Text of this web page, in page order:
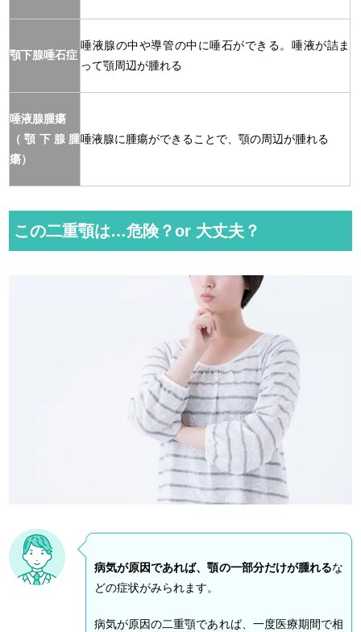
顎下腺唾石症
唾液腺の中や導管の中に唾石ができる。唾液が詰ま
って顎周辺が腫れる
唾液腺腫瘍
（顎下腺腫
瘍）
唾液腺に腫瘍ができることで、顎の周辺が腫れる
この二重顎は…危険？or 大丈夫？
病気が原因であれば、顎の一部分だけが腫れるな
どの症状がみられます。
病気が原因の二重顎であれば、一度医療期間で相